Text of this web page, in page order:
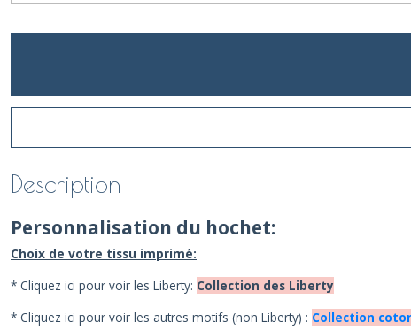
Description
Personnalisation du hochet:
Choix de votre tissu imprimé:
* Cliquez ici pour voir les Liberty: Collection des Liberty
* Cliquez ici pour voir les autres motifs (non Liberty) : Collection